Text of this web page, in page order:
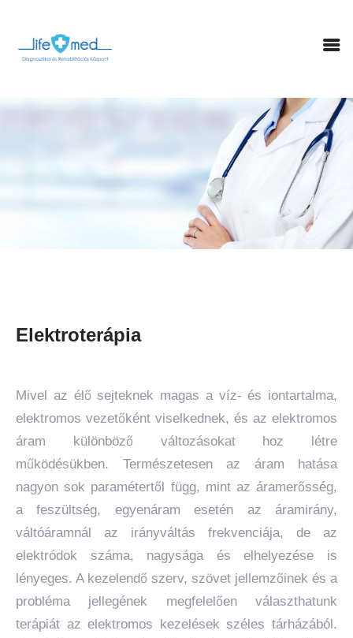
LABOR
GYÓGYTORNA
Elektroterápia
Mivel az élő sejteknek magas a víz- és iontartalma,
elektromos vezetőként viselkednek, és az elektromos
áram különböző változásokat hoz létre
működésükben. Természetesen az áram hatása
nagyon sok paramétertől függ, mint az áramerősség,
a feszültség, egyenáram esetén az áramirány,
váltóáramnál az irányváltás frekvenciája, de az
elektródok száma, nagysága és elhelyezése is
lényeges. A kezelendő szerv, szövet jellemzőinek és a
probléma jellegének megfelelően választhatunk
terápiát az elektromos kezelések széles tárházából.